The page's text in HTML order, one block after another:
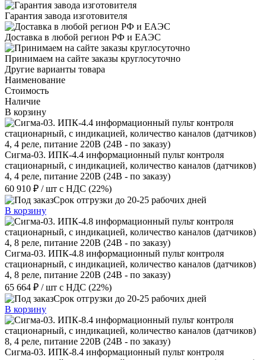
Гарантия завода изготовителя
Доставка в любой регион РФ и ЕАЭС
Принимаем на сайте заказы круглосуточно
Другие варианты товара
Наименование
Стоимость
Наличие
В корзину
Сигма-03. ИПК-4.4 информационный пульт контроля
стационарный, с индикацией, количество каналов (датчиков)
4, 4 реле, питание 220В (24В - по заказу)
60 910 ₽ / шт с НДС (22%)
Срок отгрузки до 20-25 рабочих дней
В корзину
Сигма-03. ИПК-4.8 информационный пульт контроля
стационарный, с индикацией, количество каналов (датчиков)
4, 8 реле, питание 220В (24В - по заказу)
65 664 ₽ / шт с НДС (22%)
Срок отгрузки до 20-25 рабочих дней
В корзину
Сигма-03. ИПК-8.4 информационный пульт контроля